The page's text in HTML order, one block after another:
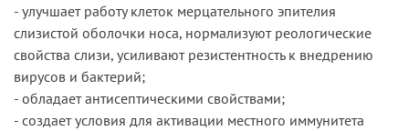
- улучшает работу клеток мерцательного эпителия
слизистой оболочки носа, нормализуют реологические
свойства слизи, усиливают резистентность к внедрению
вирусов и бактерий;
- обладает антисептическими свойствами;
- создает условия для активации местного иммунитета